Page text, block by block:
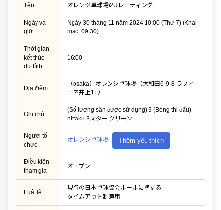
Tên オレンジ卓球場i2Uレーティング
Ngày và
giờ
Ngày 30 tháng 11 năm 2024 10:00 (Thứ 7) (Khai
mạc: 09:30)
Thời gian
kết thúc
dự tính
16:00
Địa điểm
（osaka）オレンジ卓球場（大和田6-9-8 ラフィ
ーネ井上1F）
Ghi chú
(Số lượng sân được sử dụng) 3 (Bóng thi đấu)
nittaku 3スター クリーン
Người tổ
chức
オレンジ卓球場 Thêm yêu thích
Điều kiện
tham gia
オープン
Luật lệ
現行の日本卓球協会ルールに準ずる
タイムアウト制適用